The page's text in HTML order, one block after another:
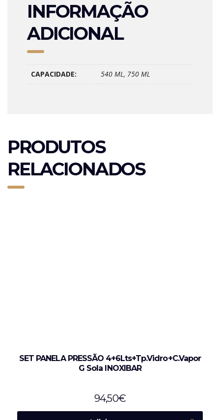
INFORMAÇÃO
ADICIONAL
CAPACIDADE: 540 ML, 750 ML
PRODUTOS
RELACIONADOS
SET PANELA PRESSÃO 4+6Lts+Tp.Vidro+C.Vapor
G Sola INOXIBAR
94,50€